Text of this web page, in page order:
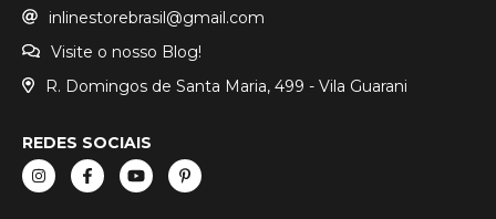
inlinestorebrasil@gmail.com
Visite o nosso Blog!
R. Domingos de Santa Maria, 499 - Vila Guarani
REDES SOCIAIS